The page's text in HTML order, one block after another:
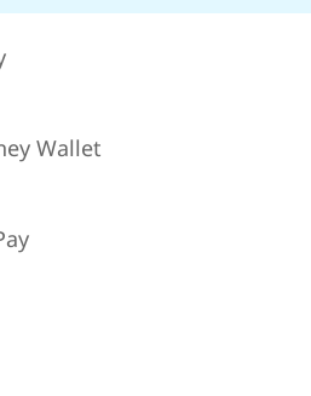
Wallet